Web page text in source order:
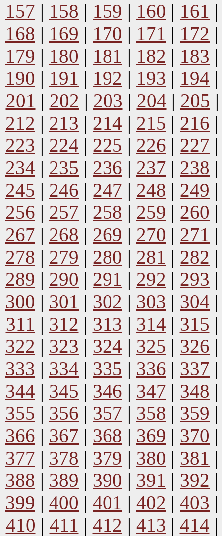
157 | 158 | 159 | 160 | 161
168 | 169 | 170 | 171 | 172
179 | 180 | 181 | 182 | 183
190 | 191 | 192 | 193 | 194
201 | 202 | 203 | 204 | 205
212 | 213 | 214 | 215 | 216
223 | 224 | 225 | 226 | 227
234 | 235 | 236 | 237 | 238
245 | 246 | 247 | 248 | 249
256 | 257 | 258 | 259 | 260
267 | 268 | 269 | 270 | 271
278 | 279 | 280 | 281 | 282
289 | 290 | 291 | 292 | 293
300 | 301 | 302 | 303 | 304
311 | 312 | 313 | 314 | 315
322 | 323 | 324 | 325 | 326
333 | 334 | 335 | 336 | 337
344 | 345 | 346 | 347 | 348
355 | 356 | 357 | 358 | 359
366 | 367 | 368 | 369 | 370
377 | 378 | 379 | 380 | 381
388 | 389 | 390 | 391 | 392
399 | 400 | 401 | 402 | 403
410 | 411 | 412 | 413 | 414